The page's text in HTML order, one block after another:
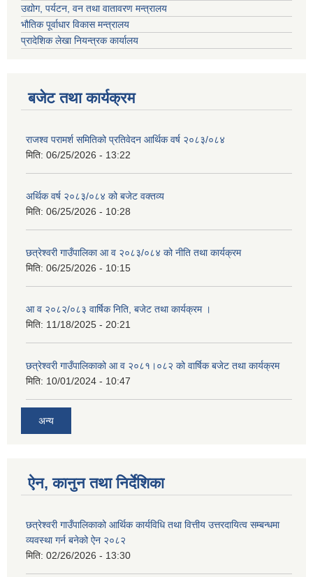
उद्योग, पर्यटन, वन तथा वातावरण मन्त्रालय
भौतिक पूर्वाधार विकास मन्त्रालय
प्रादेशिक लेखा नियन्त्रक कार्यालय
बजेट तथा कार्यक्रम
राजश्व परामर्श समितिको प्रतिवेदन आर्थिक वर्ष २०८३/०८४
मिति: 06/25/2026 - 13:22
अर्थिक वर्ष २०८३/०८४ को बजेट वक्तव्य
मिति: 06/25/2026 - 10:28
छत्रेश्वरी गाउँपालिका आ व २०८३/०८४ को नीति तथा कार्यक्रम
मिति: 06/25/2026 - 10:15
आ व २०८२/०८३ वार्षिक निति, बजेट तथा कार्यक्रम ।
मिति: 11/18/2025 - 20:21
छत्रेश्वरी गाउँपालिकाको आ व २०८१।०८२ को वार्षिक बजेट तथा कार्यक्रम
मिति: 10/01/2024 - 10:47
अन्य
ऐन, कानुन तथा निर्देशिका
छत्रेश्वरी गाउँपालिकाको आर्थिक कार्यविधि तथा वित्तीय उत्तरदायित्व सम्बन्धमा
व्यवस्था गर्न बनेको ऐन २०८२
मिति: 02/26/2026 - 13:30